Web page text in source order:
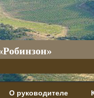
О руководителе